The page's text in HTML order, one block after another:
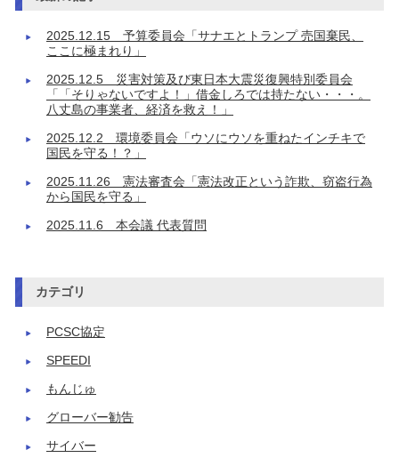
2025.12.15 予算委員会「サナエとトランプ 売国棄民、
ここに極まれり」
2025.12.5 災害対策及び東日本大震災復興特別委員会
「「そりゃないですよ！」借金しろでは持たない・・・。
八丈島の事業者、経済を救え！」
2025.12.2 環境委員会「ウソにウソを重ねたインチキで
国民を守る！？」
2025.11.26 憲法審査会「憲法改正という詐欺、窃盗行為
から国民を守る」
2025.11.6 本会議 代表質問
カテゴリ
PCSC協定
SPEEDI
もんじゅ
グローバー勧告
サイバー